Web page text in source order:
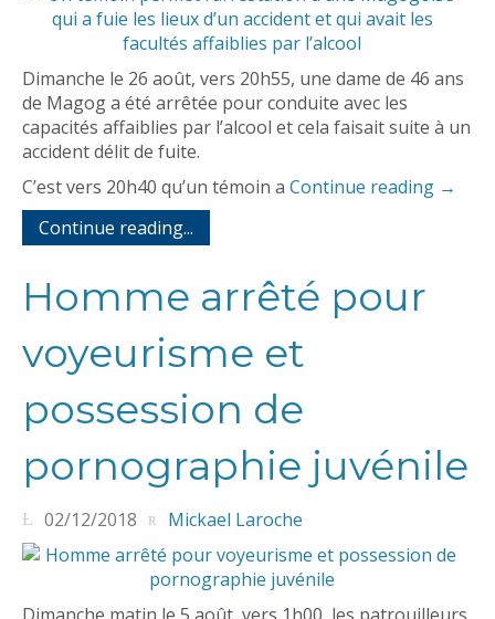
Dimanche le 26 août, vers 20h55, une dame de 46 ans
de Magog a été arrêtée pour conduite avec les
capacités affaiblies par l’alcool et cela faisait suite à un
accident délit de fuite.
C’est vers 20h40 qu’un témoin a Continue reading →
Continue reading...
Homme arrêté pour
voyeurisme et
possession de
pornographie juvénile
02/12/2018 Mickael Laroche